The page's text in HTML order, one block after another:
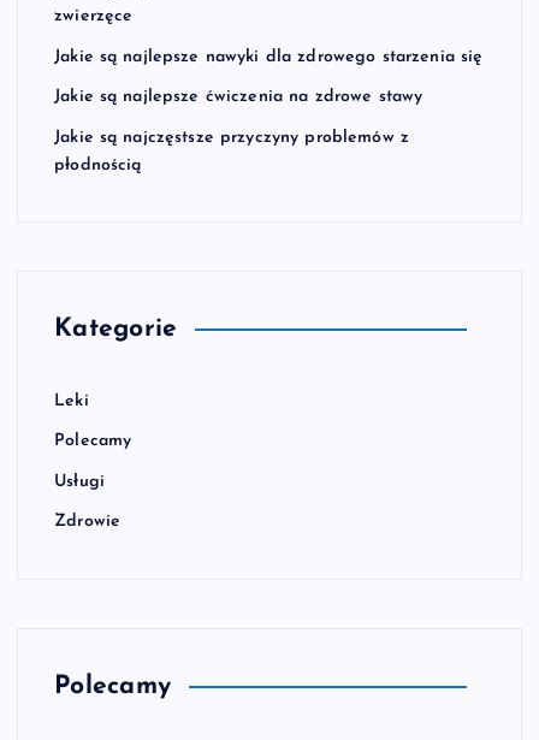
zwierzęce
Jakie są najlepsze nawyki dla zdrowego starzenia się
Jakie są najlepsze ćwiczenia na zdrowe stawy
Jakie są najczęstsze przyczyny problemów z
płodnością
Kategorie
Leki
Polecamy
Usługi
Zdrowie
Polecamy